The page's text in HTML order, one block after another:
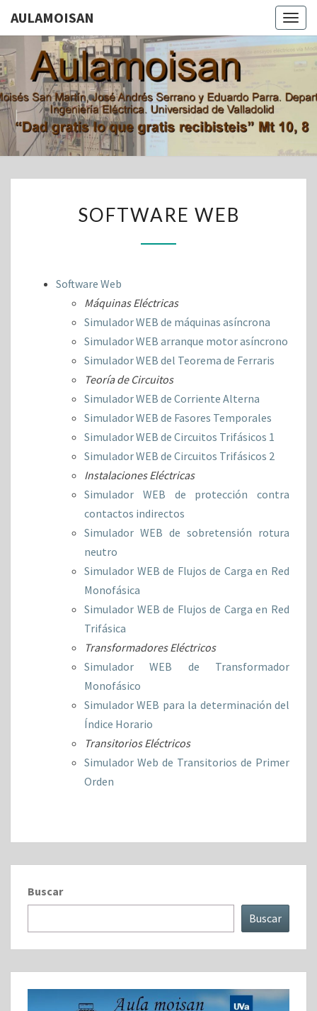
AULAMOISAN
Aula De
Moisés San
Martín, Jose
Eduardo
Departamento
Eléctrica.
Universidad
WEB
SOFTWARE WEB
Software Web
Máquinas Eléctricas
Simulador WEB de máquinas asíncrona
Simulador WEB arranque motor asíncrono
Simulador WEB del Teorema de Ferraris
Teoría de Circuitos
Simulador WEB de Corriente Alterna
Simulador WEB de Fasores Temporales
Simulador WEB de Circuitos Trifásicos 1
Simulador WEB de Circuitos Trifásicos 2
Instalaciones Eléctricas
Simulador WEB de protección contra
contactos indirectos
Simulador WEB de sobretensión rotura
neutro
Simulador WEB de Flujos de Carga en Red
Monofásica
Simulador WEB de Flujos de Carga en Red
Trifásica
Transformadores Eléctricos
Simulador WEB de Transformador
Monofásico
Simulador WEB para la determinación del
Índice Horario
Transitorios Eléctricos
Simulador Web de Transitorios de Primer
Orden
Buscar
Buscar